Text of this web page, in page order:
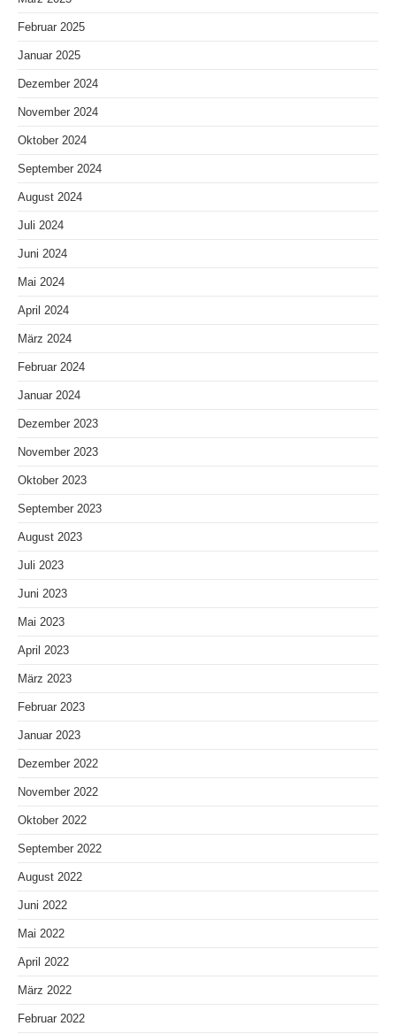
Februar 2025
Januar 2025
Dezember 2024
November 2024
Oktober 2024
September 2024
August 2024
Juli 2024
Juni 2024
Mai 2024
April 2024
März 2024
Februar 2024
Januar 2024
Dezember 2023
November 2023
Oktober 2023
September 2023
August 2023
Juli 2023
Juni 2023
Mai 2023
April 2023
März 2023
Februar 2023
Januar 2023
Dezember 2022
November 2022
Oktober 2022
September 2022
August 2022
Juni 2022
Mai 2022
April 2022
März 2022
Februar 2022